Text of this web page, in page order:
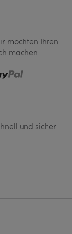
möchten Ihren
machen.
und sicher